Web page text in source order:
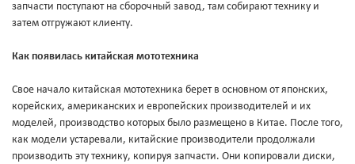
запчасти поступают на сборочный завод, там собирают технику и
затем отгружают клиенту.
Как появилась китайская мототехника
Свое начало китайская мототехника берет в основном от японских,
корейских, американских и европейских производителей и их
моделей, производство которых было размещено в Китае. После того,
как модели устаревали, китайские производители продолжали
производить эту технику, копируя запчасти. Они копировали диски,